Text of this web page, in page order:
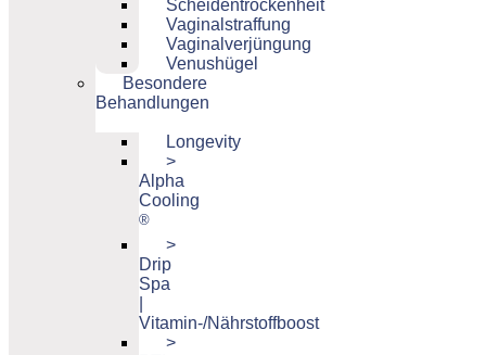
Scheidentrockenheit
Vaginalstraffung
Vaginalverjüngung
Venushügel
Besondere
Behandlungen
Longevity
>
Alpha
Cooling
®
>
Drip
Spa
Vitamin-/Nährstoffboost
>